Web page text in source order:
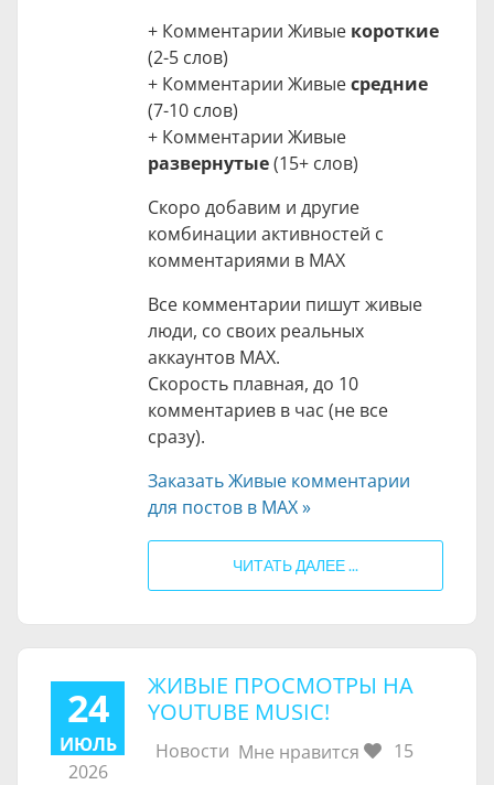
+ Комментарии Живые короткие
(2-5 слов)
+ Комментарии Живыесредние
(7-10 слов)
+ Комментарии Живые
развернутые(15+ слов)
Скоро добавим и другие
комбинации активностей с
комментариями в МАХ
Все комментарии пишут живые
люди, со своих реальных
аккаунтов MAX.
Скорость плавная, до 10
комментариев в час (не все
сразу).
Заказать Живые комментарии
для постов в МАХ »
ЧИТАТЬ ДАЛЕЕ ...
24
ИЮЛЬ
2026
ЖИВЫЕ ПРОСМОТРЫ НА
YOUTUBE MUSIC!
Новости Мне нравится 15